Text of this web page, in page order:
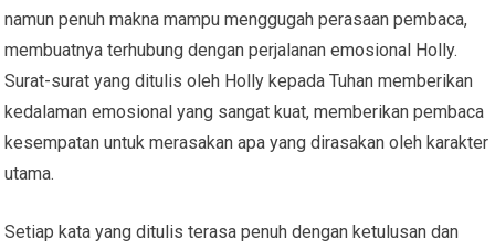
namun penuh makna mampu menggugah perasaan pembaca,
membuatnya terhubung dengan perjalanan emosional Holly.
Surat-surat yang ditulis oleh Holly kepada Tuhan memberikan
kedalaman emosional yang sangat kuat, memberikan pembaca
kesempatan untuk merasakan apa yang dirasakan oleh karakter
utama.
Setiap kata yang ditulis terasa penuh dengan ketulusan dan